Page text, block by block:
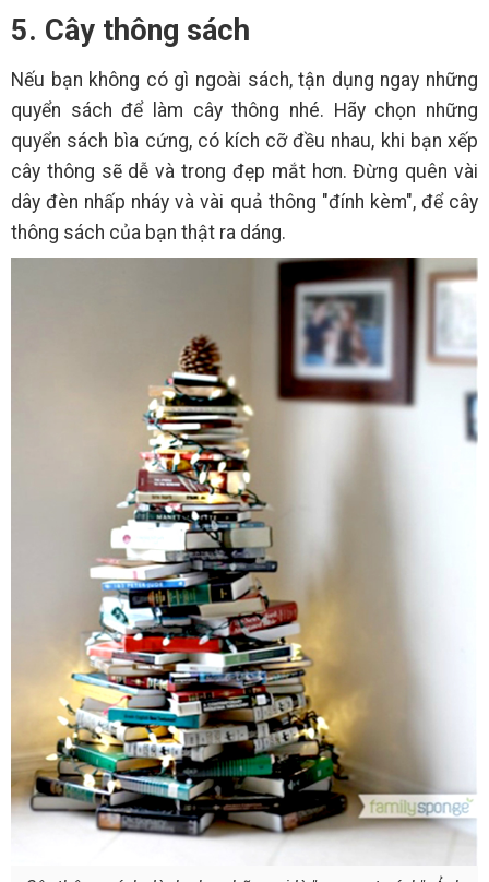
5. Cây thông sách
Nếu bạn không có gì ngoài sách, tận dụng ngay những
quyển sách để làm cây thông nhé. Hãy chọn những
quyển sách bìa cứng, có kích cỡ đều nhau, khi bạn xếp
cây thông sẽ dễ và trong đẹp mắt hơn. Đừng quên vài
dây đèn nhấp nháy và vài quả thông "đính kèm", để cây
thông sách của bạn thật ra dáng.